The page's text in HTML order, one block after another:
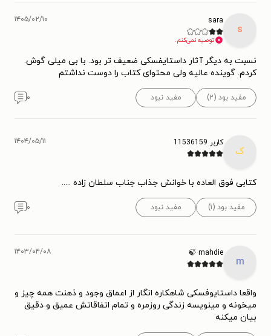
s
sara
توصیه نمی‌کنم.
۱۴۰۵/۰۲/۱۰
نسبت به دیگر آثار داستایفسکی ضعیف تر بود. با بی میلی گوش.
کردم. گوینده عالیه ولی محتوای کتاب را دوست نداشتم
مفید بود (۲) مفید نبود ۰
ک
کاربر 11536159 ۱۴۰۴/۰۵/۱۱
کتابی فوق العاده با خوانش جذاب جناب سلطان زاده .....
مفید بود (۱) مفید نبود ۰
m
mahdie 🍃 ۱۴۰۳/۰۴/۰۸
واقعا داستایوفسکی شاهکاره انگار از اعماق وجود و ذهنت همه چیز و
میخونه و مینویسه زندگی روزمره و تمام اتفاقاتش عمیق و دقیق
بیان میکنه